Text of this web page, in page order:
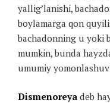
yallig’lanishi,
boylamarga qon
bachadonning u yoki
mumkin, bunda
umumiy
Dismenoreya deb